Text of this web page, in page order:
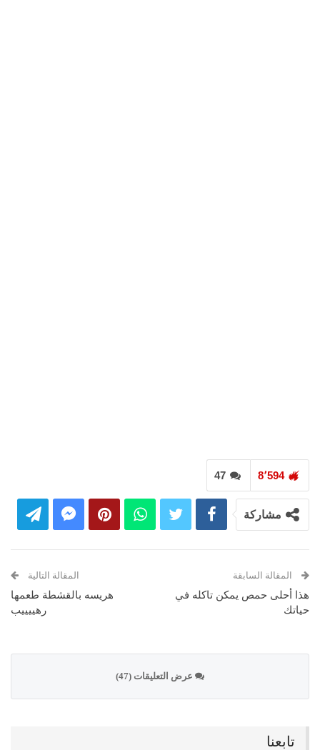
47 8٬594
مشاركة
المقالة السابقة
هذا أحلى حمص يمكن تاكله في
حياتك
المقالة التالية
هريسه بالقشطة طعمها
رهييييب
عرض التعليقات (47)
تابعنا